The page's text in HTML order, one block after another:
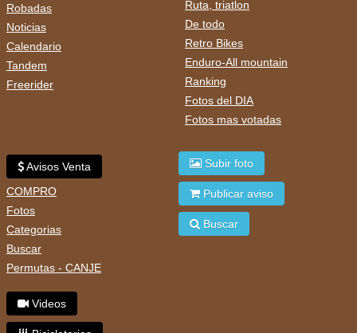
Robadas
Noticias
Calendario
Tandem
Freerider
Ruta, triatlon
De todo
Retro Bikes
Enduro-All mountain
Ranking
Fotos del DIA
Fotos mas votadas
Avisos Venta
COMPRO
Fotos
Categorias
Buscar
Permutas - CANJE
Videos
Subir foto
Publicar aviso
Buscar